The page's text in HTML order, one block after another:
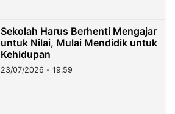
Sekolah Harus Berhenti Mengajar
untuk Nilai, Mulai Mendidik untuk
Kehidupan
23/07/2026 - 19:59